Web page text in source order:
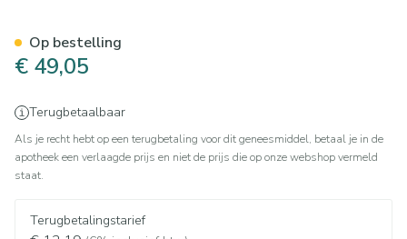
€ 49,05
Terugbetaalbaar
Als je recht hebt op een terugbetaling voor dit geneesmiddel, betaal je in de
apotheek een verlaagde prijs en niet de prijs die op onze webshop vermeld
staat.
Terugbetalingstarief
Op bestelling